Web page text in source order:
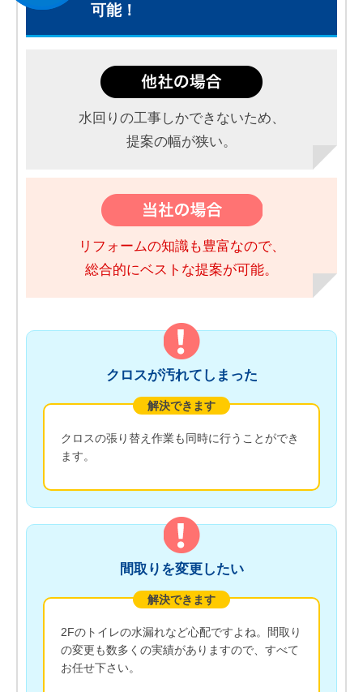
可能！
水回りの工事しかできないため、
提案の幅が狭い。
リフォームの知識も豊富なので、
総合的にベストな提案が可能。
クロスが汚れてしまった
解決できます
クロスの張り替え作業も同時に行うことができ
ます。
間取りを変更したい
解決できます
2Fのトイレの水漏れなど心配ですよね。間取り
の変更も数多くの実績がありますので、すべて
お任せ下さい。